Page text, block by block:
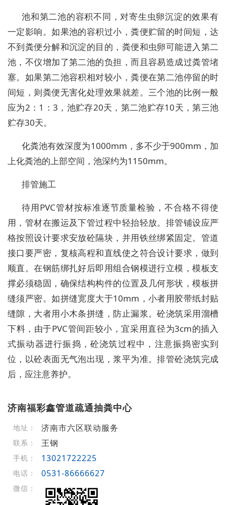
池和第二池的容积不同，对寄生虫卵沉淀的效果有
一定影响。如果池的容积过小，粪便贮留的时间短，达
不到粪便分解和沉淀的目的，粪便和虫卵可能进入第二
池，不仪增加了第二池的负担，而且容易造成过粪管堵
塞。如果第二池容积相对较小，粪便在第二池停留的时
间短，则粪便无害化处理效果就差。三个池的比例一般
应为2：1：3，池贮存20天，第二池贮存10天，第三池
贮存30天。
化粪池有效深度为1000mm，多不少于900mm，加
上化粪池的上部空间，池深约为1150mm。
排管施工
待用PVC管材按标准逐节质量检验，不合格不得使
用，管材在搬运及下管过程中轻抬轻放。排管铺设应严
格按照设计要求安放砼隔块，并用铁丝绑紧固定。管道
接口要严密，复核高程和直线使之符合设计要求，做到
顺直。在钢筋绑扎好后即用组合钢模进行立模，模板支
撑必须稳固，确保结构构件的位置及几何形状，模板拼
缝须严密。如拼缝宽度大于10mm，小者用胶带纸封贴
缝隙，大者用小木条拼缝，防止漏浆。砼浇筑采用溜槽
下料，由于PVC管间距较小，宜采用直径为3cm的插入
式振动器进行振捣，砼浇筑过程中，注意振捣密实到
位，以砼表面无气泡出现，浆平为准。排管砼浇筑完成
后，应注意养护。
济南福彩鑫管道疏通抽粪中心
地址： 济南市六区联动服务
联系： 王钢
手机： 13021722225
电话： 0531-86666627
微信：